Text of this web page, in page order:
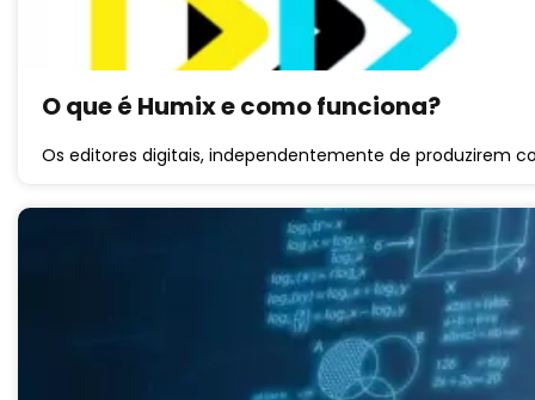
O que é Humix e como funciona?
Os editores digitais, independentemente de produzirem